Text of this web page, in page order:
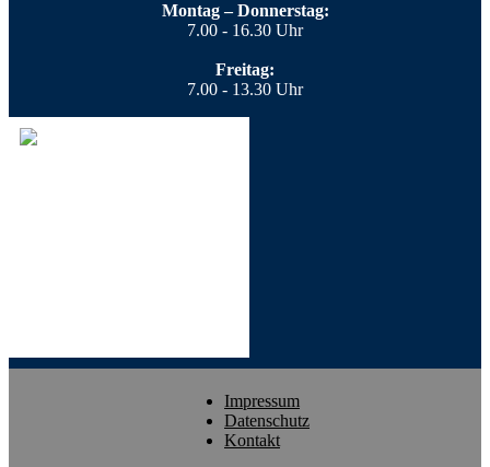
Montag – Donnerstag:
7.00 - 16.30 Uhr
Freitag:
7.00 - 13.30 Uhr
Impressum
Datenschutz
Kontakt